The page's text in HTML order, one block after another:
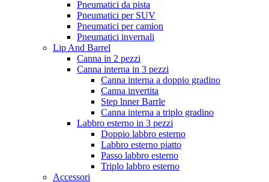
Pneumatici da pista
Pneumatici per SUV
Pneumatici per camion
Pneumatici invernali
Lip And Barrel
Canna in 2 pezzi
Canna interna in 3 pezzi
Canna interna a doppio gradino
Canna invertita
Step lnner Barrle
Canna interna a triplo gradino
Labbro esterno in 3 pezzi
Doppio labbro esterno
Labbro esterno piatto
Passo labbro esterno
Triplo labbro esterno
Accessori